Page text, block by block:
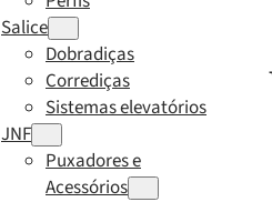
Salice
Dobradiças
Corrediças
Sistemas elevatórios
JNF
Puxadores e
Acessórios